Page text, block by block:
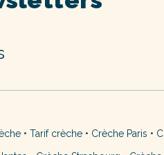
• Tarif crèche • Crèche Paris •